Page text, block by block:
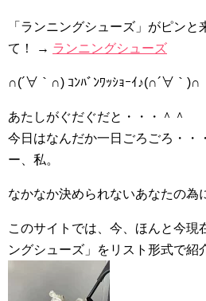
「ランニングシューズ」がピン
て！ → ランニングシューズ
∩(´∀｀∩) ｺﾝﾊﾞﾝﾜｯｼｮｰｲ♪(∩´∀｀)∩
あたしがぐだぐだと・・・＾＾
今日はなんだか一日ごろごろ・・
ー、私。
なかなか決められないあなたの為
このサイトでは、今、ほんと今現
ングシューズ」をリスト形式で紹